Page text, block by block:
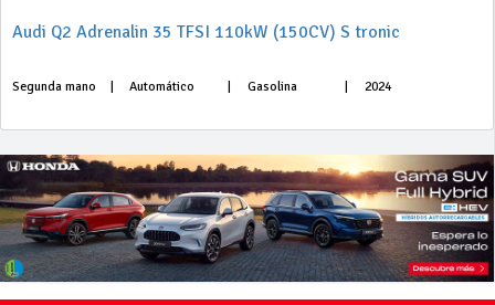
Audi Q2 Adrenalin 35 TFSI 110kW (150CV) S tronic
Segunda mano Automático Gasolina 2024